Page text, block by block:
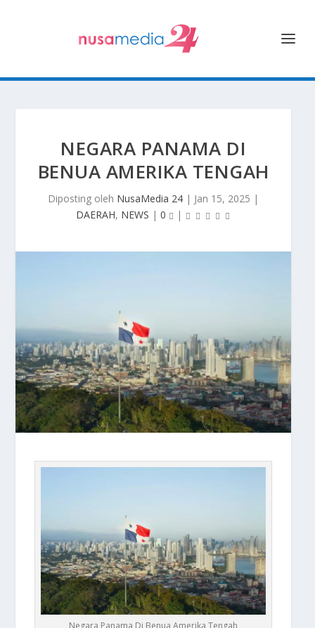
NEGARA PANAMA DI
BENUA AMERIKA TENGAH
Diposting oleh NusaMedia 24 | Jan 15, 2025 |
DAERAH, NEWS | 0 |
Negara Panama Di Benua Amerika Tengah